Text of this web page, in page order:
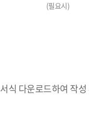
(필요시)
식 다운로드하여 작